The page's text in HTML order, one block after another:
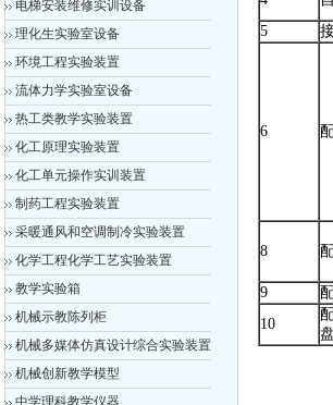
电梯安装维修实训设备
理化生实验室设备
环境工程实验装置
流体力学实验室设备
热工类教学实验装置
化工原理实验装置
化工单元操作实训装置
制药工程实验装置
采暖通风和空调制冷实验装置
化学工程化学工艺实验装置
教学实验箱
机械示教陈列柜
机械多媒体仿真设计综合实验装置
机械创新教学模型
中学理科教学仪器
5
6
8
9
10
盘